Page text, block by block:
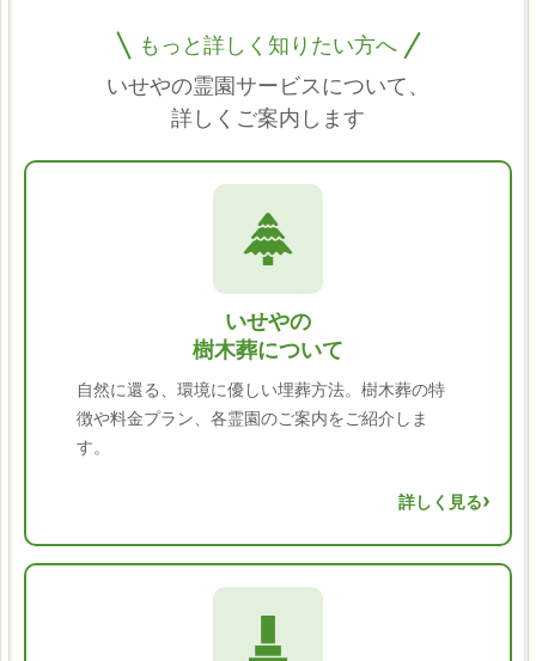
もっと詳しく知りたい方へ
いせやの霊園サービスについて、
詳しくご案内します
いせやの
樹木葬について
自然に還る、環境に優しい埋葬方法。樹木葬の特
徴や料金プラン、各霊園のご案内をご紹介しま
す。
詳しく見る